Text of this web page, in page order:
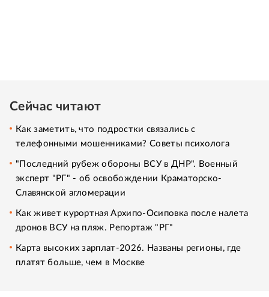
Сейчас читают
Как заметить, что подростки связались с
телефонными мошенниками? Советы психолога
"Последний рубеж обороны ВСУ в ДНР". Военный
эксперт "РГ" - об освобождении Краматорско-
Славянской агломерации
Как живет курортная Архипо-Осиповка после налета
дронов ВСУ на пляж. Репортаж "РГ"
Карта высоких зарплат-2026. Названы регионы, где
платят больше, чем в Москве